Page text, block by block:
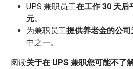
UPS 兼职员工在工作 30 天后
元。
为兼职员工提供养老金的公
中之一。
阅读关于在 UPS 兼职您可能不了